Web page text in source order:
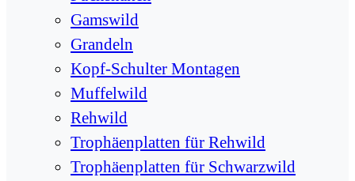
Gamswild
Grandeln
Kopf-Schulter Montagen
Muffelwild
Rehwild
Trophäenplatten für Rehwild
Trophäenplatten für Schwarzwild